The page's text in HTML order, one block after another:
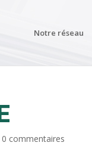
Notre réseau
0 commentaires